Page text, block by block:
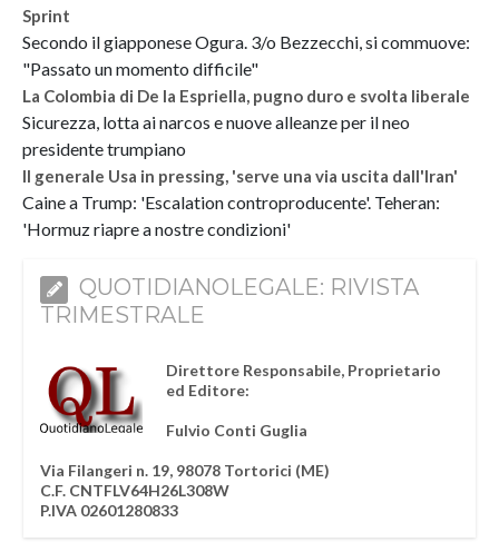
Sprint
Secondo il giapponese Ogura. 3/o Bezzecchi, si commuove:
"Passato un momento difficile"
La Colombia di De la Espriella, pugno duro e svolta liberale
Sicurezza, lotta ai narcos e nuove alleanze per il neo
presidente trumpiano
Il generale Usa in pressing, 'serve una via uscita dall'Iran'
Caine a Trump: 'Escalation controproducente'. Teheran:
'Hormuz riapre a nostre condizioni'
QUOTIDIANOLEGALE: RIVISTA
TRIMESTRALE
Direttore Responsabile, Proprietario
ed Editore:
Fulvio Conti Guglia
Via Filangeri n. 19, 98078 Tortorici (ME)
C.F. CNTFLV64H26L308W
P.IVA 02601280833